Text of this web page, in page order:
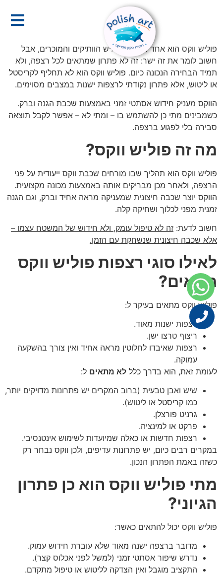
פוליש ווקס הוא אחד מסוגי הפוליש הוותיקים והמוכרים, אבל
חשוב לומר את זה ישר: זה לא פתרון שמתאים לכל רצפה, ולא
תמיד הבחירה הנכונה כיום. פוליש ווקס הוא לא תחליף לקריסטל
או ליטוש, אלא פתרון נקודתי לרצפות ישנות במצבים מסוימים.
הווקס מעניק חידוש אסתטי זמני באמצעות שכבת הגנה וברק.
כשמבינים מתי כן להשתמש בו – ומתי לא – אפשר לקבל תוצאה
סבירה בלי לפגוע ברצפה.
מה זה פוליש ווקס?
פוליש ווקס הוא תהליך שבו מורחים שכבת ווקס ייעודית על פני
הרצפה, ולאחר מכן מבריקים אותה באמצעות מכונה מקצועית.
הווקס יוצר שכבה חיצונית שמעניקה מראה אחיד וברק, וגם הגנה
זמנית מפני לכלוך ושחיקה קלה.
חשוב לדעת: זה לא טיפול עומק, ולא חידוש של המשטח עצמו –
אלא שכבה חיצונית שנשחקת עם הזמן.
לאילו סוגי רצפות פוליש ווקס
מתאים?
פוליש ווקס מתאים בעיקר ל:
רצפות ישנות מאוד.
ריצוף טרצו ישן.
רצפות שאיבדו לחלוטין מראה אחיד ואין צורך בהשקעה
עמוקה.
לעומת זאת, הוא בדרך כלל לא מתאים ל:
שיש ואבן טבעית (ברוב המקרים יש פתרונות מדויקים יותר,
כמו קריסטל או ליטוש).
גרניט פורצלן.
פרקט או למינציה.
רצפות חדשות או כאלה שמיועדות לשימוש אינטנסיבי.
במקרים רבים כיום, יש פתרונות עדיפים, ולכן ווקס נבחר רק
כשזה באמת הפתרון הנכון.
מתי פוליש ווקס הוא כן פתרון
הגיוני?
פוליש ווקס יכול להתאים כאשר:
מדובר ברצפה ישנה מאוד שלא עוברת חידוש עמוק.
נדרש שיפור אסתטי זמני (למשל לפני אכלוס קצר).
התקציב מוגבל ואין הצדקה לליטוש או טיפול מתקדם.